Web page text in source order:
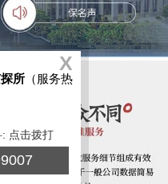
X
所 （服务热
点击拨打